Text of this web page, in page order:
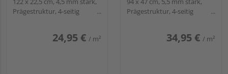
LVT
Prägestruktur, 4-seitig
24,95 € / m²
Prägestruktur, 4-seitig
34,95 € / m²